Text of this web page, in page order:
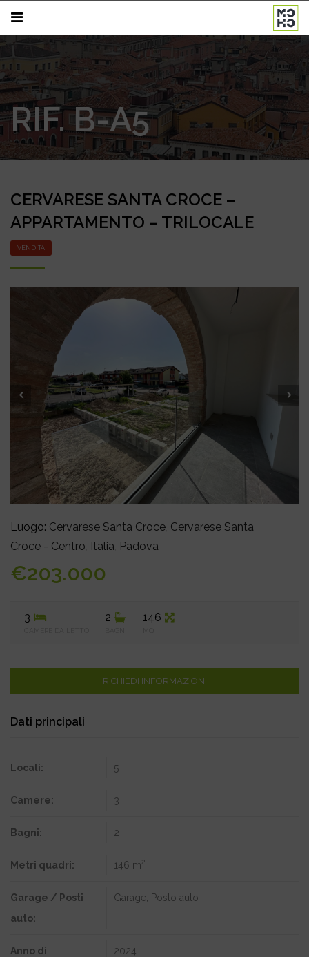
RIF. B-A5
CERVARESE SANTA CROCE –
APPARTAMENTO – TRILOCALE
VENDITA
Luogo: Cervarese Santa Croce Cervarese Santa
Croce - Centro Italia Padova
€203.000
3 2 146
RICHIEDI INFORMAZIONI
Dati principali
Locali: 5
Camere: 3
Bagni: 2
Metri quadri: 146 m 2
Garage / Posti
auto:
Garage, Posto auto
Anno di
2024